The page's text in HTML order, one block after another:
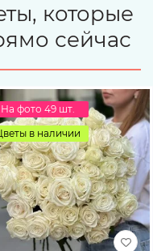
которые
сейчас
На фото 49 шт.
в наличии